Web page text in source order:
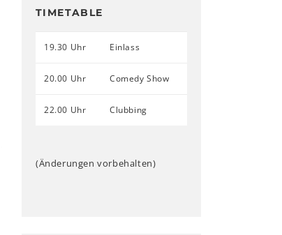
TIMETABLE
19.30 Uhr Einlass
20.00 Uhr Comedy Show
22.00 Uhr Clubbing
(Änderungen vorbehalten)